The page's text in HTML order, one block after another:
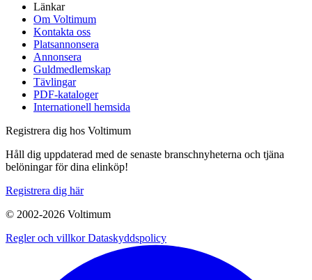
Länkar
Om Voltimum
Kontakta oss
Platsannonsera
Annonsera
Guldmedlemskap
Tävlingar
PDF-kataloger
Internationell hemsida
Registrera dig hos Voltimum
Håll dig uppdaterad med de senaste branschnyheterna och tjäna
belöningar för dina elinköp!
Registrera dig här
© 2002-2026 Voltimum
Regler och villkorDataskyddspolicy